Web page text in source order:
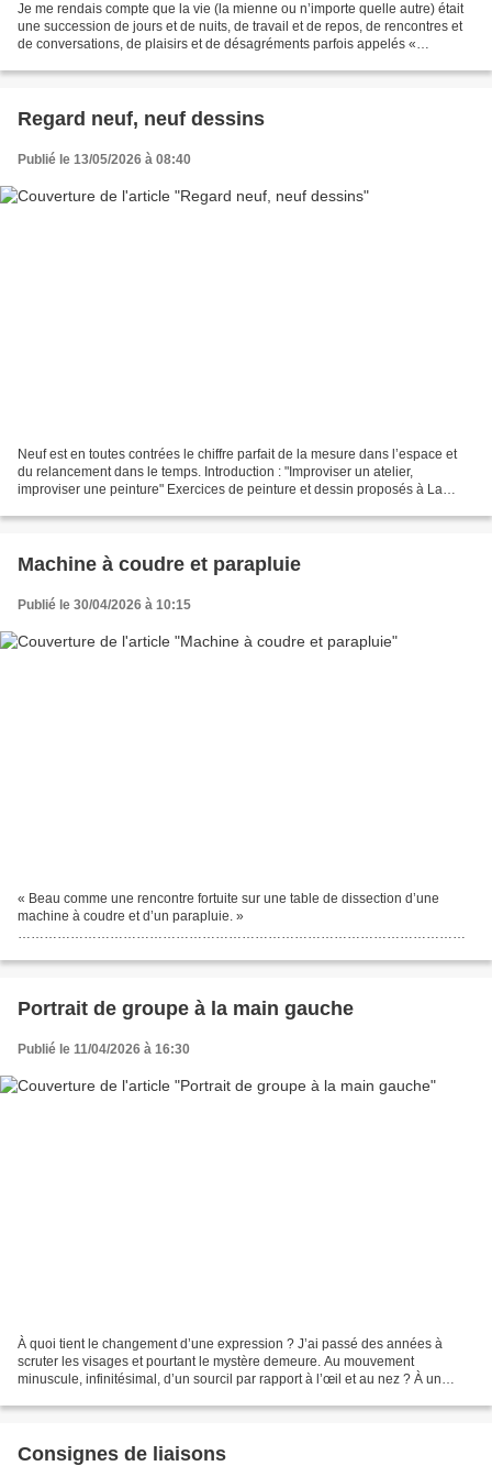
Je me rendais compte que la vie (la mienne ou n’importe quelle autre) était
une succession de jours et de nuits, de travail et de repos, de rencontres et
de conversations, de plaisirs et de désagréments parfois appelés «
Regard neuf, neuf dessins
Publié le 13/05/2026 à 08:40
Neuf est en toutes contrées le chiffre parfait de la mesure dans l’espace et
du relancement dans le temps. Introduction : "Improviser un atelier,
improviser une peinture" Exercices de peinture et dessin proposés à La
Machine à coudre et parapluie
Publié le 30/04/2026 à 10:15
« Beau comme une rencontre fortuite sur une table de dissection d’une
machine à coudre et d’un parapluie. »
…………………………………………………………………………………………
…………………………………………………………………………………………
………………………………………………………………………… Suite...
Portrait de groupe à la main gauche
Publié le 11/04/2026 à 16:30
À quoi tient le changement d’une expression ? J’ai passé des années à
scruter les visages et pourtant le mystère demeure. Au mouvement
minuscule, infinitésimal, d’un sourcil par rapport à l’œil et au nez ? À un
Consignes de liaisons